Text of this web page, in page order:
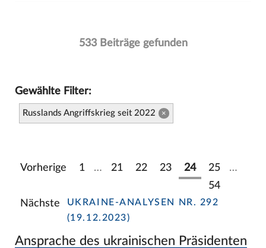
533 Beiträge gefunden
Gewählte Filter:
Russlands Angriffskrieg seit 2022 ×
Vorherige 1 … 21 22 23 24 25
…
54
Nächste
UKRAINE-ANALYSEN NR. 292
(19.12.2023)
Ansprache des ukrainischen Präsidenten